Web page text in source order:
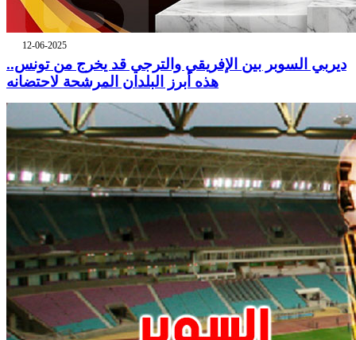
12-06-2025
ديربي السوبر بين الإفريقي والترجي قد يخرج من تونس..
هذه أبرز البلدان المرشحة لاحتضانه